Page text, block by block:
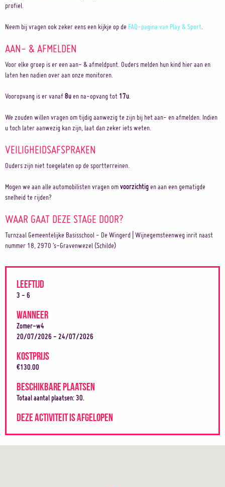
profiel.
Neem bij vragen ook zeker eens een kijkje op de FAQ-pagina van Play & Sport.
AAN- & AFMELDEN
Voor elke groep is er een aan- & afmeldpunt. Ouders melden hun kind hier aan en
laten hen nadien over aan onze monitoren.
Vooropvang is er vanaf8u en na-opvang tot 17u.
We zouden willen vragen om tijdig aanwezig te zijn bij het aan- en afmelden. Indien
u toch later aanwezig kan zijn, laat dan zeker iets weten.
VEILIGHEIDSAFSPRAKEN
Ouders zijn niet toegelaten op de sportterreinen.
Mogen we aan alle automobilisten vragen omvoorzichtig en aan een gematigde
snelheid te rijden?
WAAR GAAT DEZE STAGE DOOR?
Turnzaal Gemeentelijke Basisschool - De Wingerd | Wijnegemsteenweg inrit naast
nummer 18, 2970 ’s-Gravenwezel (Schilde)
LEEFTIJD
3 - 6
WANNEER
Zomer-w4
20/07/2026 - 24/07/2026
KOSTPRIJS
€130.00
BESCHIKBARE PLAATSEN
Totaal aantal plaatsen: 30.
DEZE ACTIVITEIT IS AFGELOPEN